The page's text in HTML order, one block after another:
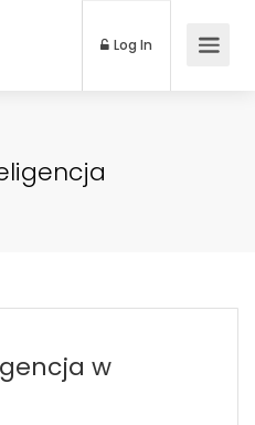
Log In
w